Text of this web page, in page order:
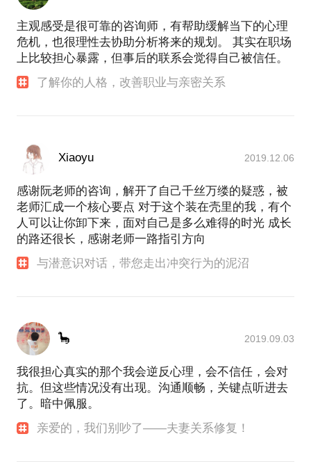
主观感受是很可靠的咨询师，有帮助缓解当下的心理
危机，也很理性去协助分析将来的规划。 其实在职场
上比较担心暴露，但事后的联系会觉得自己被信任。
了解你的人格，改善职业与亲密关系
Xiaoyu 2019.12.06
感谢阮老师的咨询，解开了自己千丝万缕的疑惑，被
老师汇成一个核心要点 对于这个装在壳里的我，有个
人可以让你卸下来，面对自己是多么难得的时光 成长
的路还很长，感谢老师一路指引方向
与潜意识对话，带您走出冲突行为的泥沼
🦕 2019.09.03
我很担心真实的那个我会逆反心理，会不信任，会对
抗。但这些情况没有出现。沟通顺畅，关键点听进去
了。暗中佩服。
亲爱的，我们别吵了——夫妻关系修复！